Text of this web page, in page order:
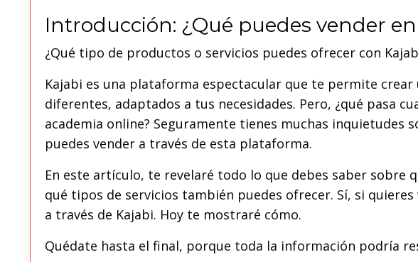
Introducción: ¿Qué puedes vender
¿Qué tipo de productos o servicios puedes ofrecer con
Kajabi es una plataforma espectacular que te permite
diferentes, adaptados a tus necesidades. Pero, ¿qué pasa
academia online? Seguramente tienes muchas inquietudes
puedes vender a través de esta plataforma.
En este artículo, te revelaré todo lo que debes saber sobre
qué tipos de servicios también puedes ofrecer. Sí, si
a través de Kajabi. Hoy te mostraré cómo.
Quédate hasta el final, porque toda la información podría